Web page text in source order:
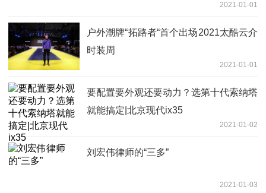
2021-01-01
户外潮牌“拓路者“首个出场2021太酷云介
时装周
2021-01-01
要配置要外观还要动力？选第十代索纳塔
就能搞定|北京现代ix35
2021-01-02
刘宏伟律师的“三多”
2021-01-03